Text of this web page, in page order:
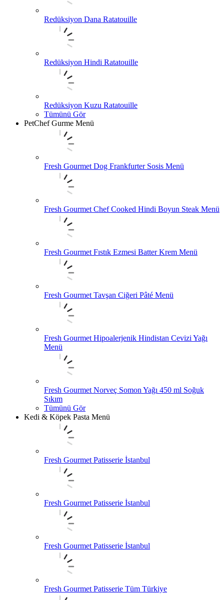
Redüksiyon Dana Ratatouille
Redüksiyon Hindi Ratatouille
Redüksiyon Kuzu Ratatouille
Tümünü Gör
PetChef Gurme Menü
Fresh Gourmet Dog Frankfurter Sosis Menü
Fresh Gourmet Chef Cooked Hindi Boyun Steak Menü
Fresh Gourmet Fıstık Ezmesi Batter Krem Menü
Fresh Gourmet Tavşan Ciğeri Pâté Menü
Fresh Gourmet Hipoalerjenik Hindistan Cevizi Yağı
Menü
Fresh Gourmet Norveç Somon Yağı 450 ml Soğuk
Sıkım
Tümünü Gör
Kedi & Köpek Pasta Menü
Fresh Gourmet Patisserie İstanbul
Fresh Gourmet Patisserie İstanbul
Fresh Gourmet Patisserie İstanbul
Fresh Gourmet Patisserie Tüm Türkiye